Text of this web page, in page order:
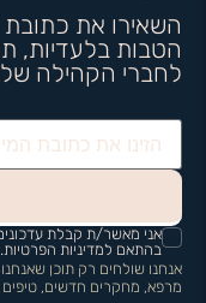
השאירו את כתובת
הטבות בלעדיות,
לחברי הקהילה
בהתאם למדיניות הפרטיות.
אנחנו שולחים רק תוכן
מרפא, מחקרים חדשים, טיפים